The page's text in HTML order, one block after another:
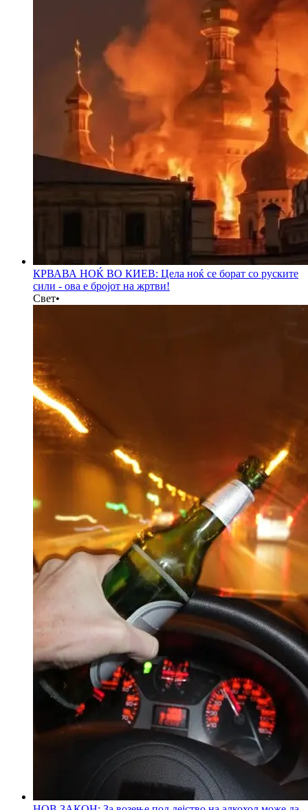
КРВАВА НОЌ ВО КИЕВ: Цела ноќ се борат со руските
сили - ова е бројот на жртви!
Свет•